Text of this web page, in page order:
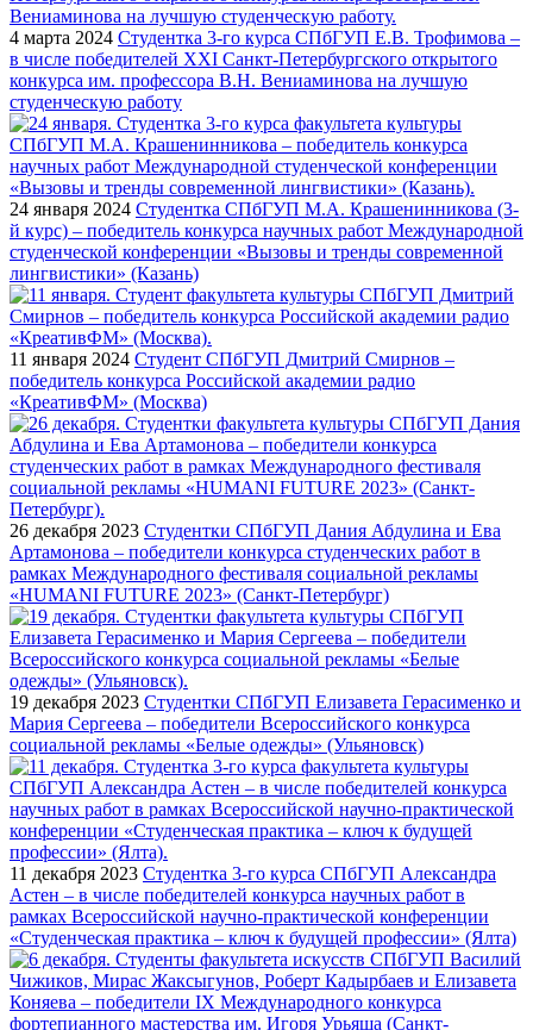
4 марта 2024 Студентка 3-го курса СПбГУП Е.В. Трофимова –
в числе победителей XXI Санкт-Петербургского открытого
конкурса им. профессора В.Н. Вениаминова на лучшую
студенческую работу
24 января 2024 Студентка СПбГУП М.А. Крашенинникова (3-
й курс) – победитель конкурса научных работ Международной
студенческой конференции «Вызовы и тренды современной
лингвистики» (Казань)
11 января 2024 Студент СПбГУП Дмитрий Смирнов –
победитель конкурса Российской академии радио
«КреативФМ» (Москва)
26 декабря 2023 Студентки СПбГУП Дания Абдулина и Ева
Артамонова – победители конкурса студенческих работ в
рамках Международного фестиваля социальной рекламы
«HUMANI FUTURE 2023» (Санкт-Петербург)
19 декабря 2023 Студентки СПбГУП Елизавета Герасименко и
Мария Сергеева – победители Всероссийского конкурса
социальной рекламы «Белые одежды» (Ульяновск)
11 декабря 2023 Студентка 3-го курса СПбГУП Александра
Астен – в числе победителей конкурса научных работ в
рамках Всероссийской научно-практической конференции
«Студенческая практика – ключ к будущей профессии» (Ялта)